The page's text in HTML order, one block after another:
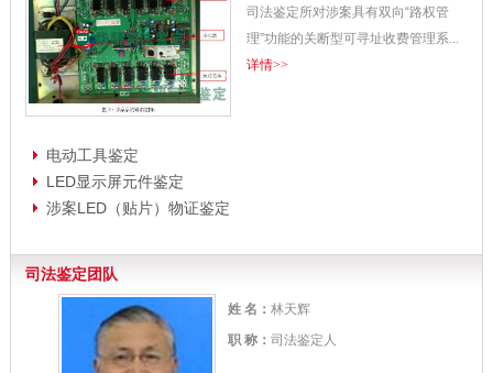
司法鉴定所对涉案具有双向“路权管
理”功能的关断型可寻址收费管理系...
详情>>
电动工具鉴定
LED显示屏元件鉴定
涉案LED（贴片）物证鉴定
司法鉴定团队
姓 名： 林天辉
职 称： 司法鉴定人